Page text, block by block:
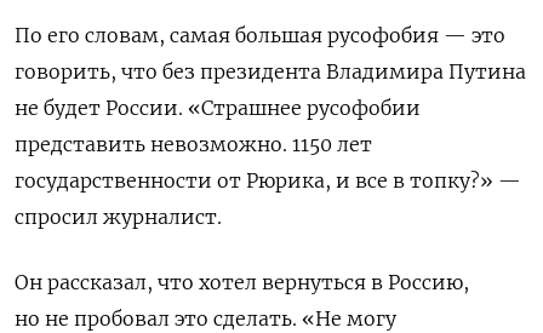
По его словам, самая большая русофобия — это
говорить, что без президента Владимира Путина
не будет России. «Страшнее русофобии
представить невозможно. 1150 лет
государственности от Рюрика, и все в топку?» —
спросил журналист.
Он рассказал, что хотел вернуться в Россию,
но не пробовал это сделать. «Не могу